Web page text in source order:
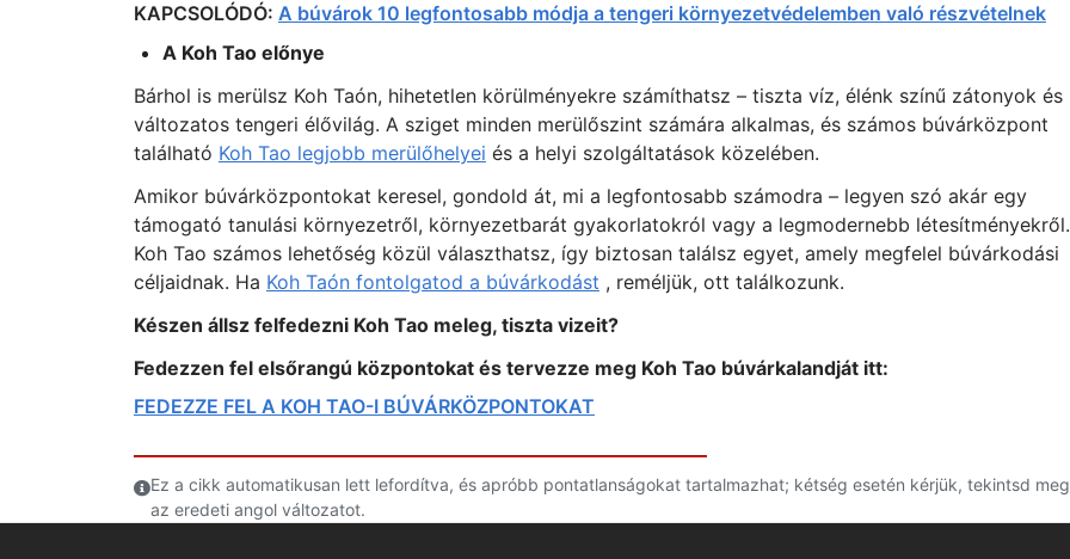
KAPCSOLÓDÓ: A búvárok 10 legfontosabb módja a tengeri környezetvédelemben való részvételnek
A Koh Tao előnye
Bárhol is merülsz Koh Taón, hihetetlen körülményekre számíthatsz – tiszta víz, élénk színű zátonyok és
változatos tengeri élővilág. A sziget minden merülőszint számára alkalmas, és számos búvárközpont
található Koh Tao legjobb merülőhelyei és a helyi szolgáltatások közelében.
Amikor búvárközpontokat keresel, gondold át, mi a legfontosabb számodra – legyen szó akár egy
támogató tanulási környezetről, környezetbarát gyakorlatokról vagy a legmodernebb létesítményekről.
Koh Tao számos lehetőség közül választhatsz, így biztosan találsz egyet, amely megfelel búvárkodási
céljaidnak. Ha Koh Taón fontolgatod a búvárkodást , reméljük, ott találkozunk.
Készen állsz felfedezni Koh Tao meleg, tiszta vizeit?
Fedezzen fel elsőrangú központokat és tervezze meg Koh Tao búvárkalandját itt:
FEDEZZE FEL A KOH TAO-I BÚVÁRKÖZPONTOKAT
Ez a cikk automatikusan lett lefordítva, és apróbb pontatlanságokat tartalmazhat; kétség esetén kérjük, tekintsd meg
az eredeti angol változatot.